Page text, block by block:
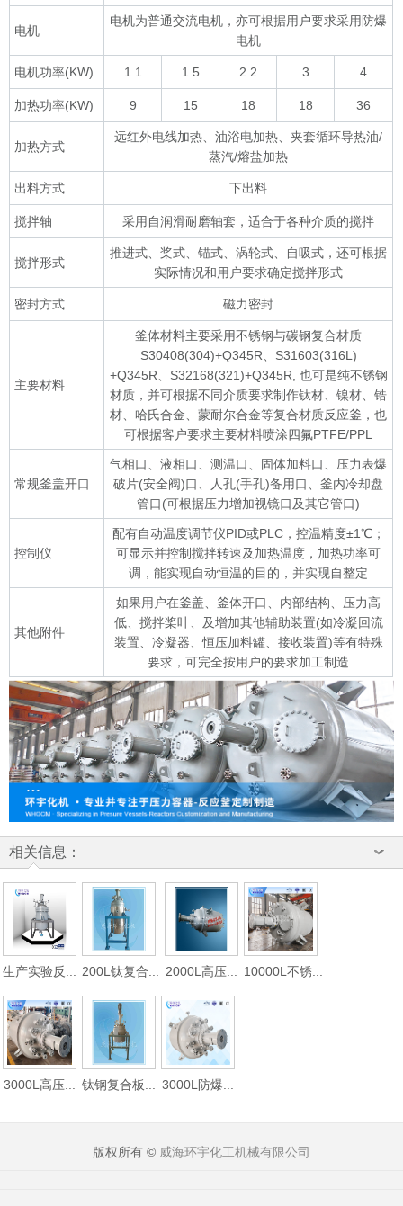
电机
电机为普通交流电机，亦可根据用户要求采用防爆
电机
电机功率(KW) 1.1 1.5 2.2 3 4
加热功率(KW) 9 15 18 18 36
加热方式
远红外电线加热、油浴电加热、夹套循环导热油/
蒸汽/熔盐加热
出料方式 下出料
搅拌轴 采用自润滑耐磨轴套，适合于各种介质的搅拌
搅拌形式
推进式、桨式、锚式、涡轮式、自吸式，还可根据
实际情况和用户要求确定搅拌形式
密封方式 磁力密封
主要材料
釜体材料主要采用不锈钢与碳钢复合材质
S30408(304)+Q345R、S31603(316L)
+Q345R、S32168(321)+Q345R, 也可是纯不锈钢
材质，并可根据不同介质要求制作钛材、镍材、锆
材、哈氏合金、蒙耐尔合金等复合材质反应釜，也
可根据客户要求主要材料喷涂四氟PTFE/PPL
常规釜盖开口
气相口、液相口、测温口、固体加料口、压力表爆
破片(安全阀)口、人孔(手孔)备用口、釜内冷却盘
管口(可根据压力增加视镜口及其它管口)
控制仪
配有自动温度调节仪PID或PLC，控温精度±1℃；
可显示并控制搅拌转速及加热温度，加热功率可
调，能实现自动恒温的目的，并实现自整定
其他附件
如果用户在釜盖、釜体开口、内部结构、压力高
低、搅拌桨叶、及增加其他辅助装置(如冷凝回流
装置、冷凝器、恒压加料罐、接收装置)等有特殊
要求，可完全按用户的要求加工制造
相关信息：
生产实验反... 200L钛复合... 2000L高压... 10000L不锈...
3000L高压... 钛钢复合板... 3000L防爆...
版权所有 © 威海环宇化工机械有限公司